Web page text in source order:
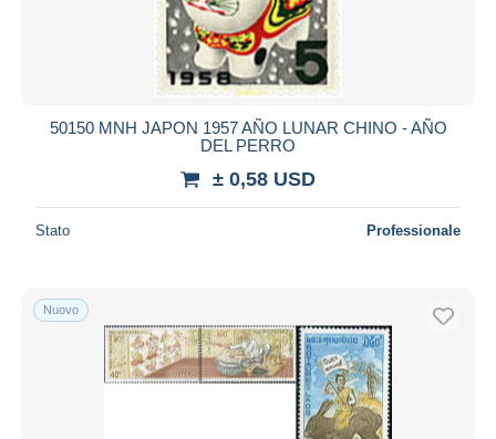
50150 MNH JAPON 1957 AÑO LUNAR CHINO - AÑO
DEL PERRO
± 0,58 USD
Stato Professionale
Nuovo